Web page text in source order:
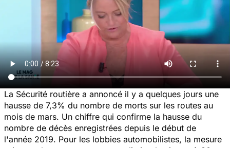
La Sécurité routière a annoncé il y a quelques jours une
hausse de 7,3% du nombre de morts sur les routes au
mois de mars. Un chiffre qui confirme la hausse du
nombre de décès enregistrées depuis le début de
l'année 2019. Pour les lobbies automobilistes, la mesure